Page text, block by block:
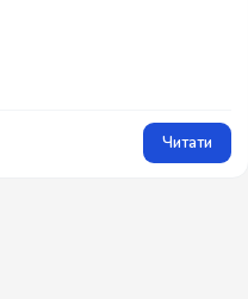
Читати